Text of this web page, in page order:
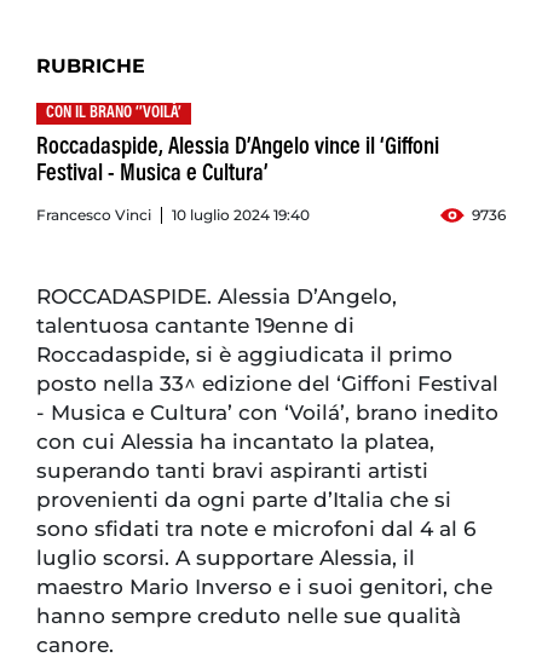
RUBRICHE
CON IL BRANO ‘’VOILÀ’
Roccadaspide, Alessia D’Angelo vince il ‘Giffoni
Festival - Musica e Cultura’
Francesco Vinci 10 luglio 2024 19:40 9736
ROCCADASPIDE. Alessia D’Angelo,
talentuosa cantante 19enne di
Roccadaspide, si è aggiudicata il primo
posto nella 33^ edizione del ‘Giffoni Festival
- Musica e Cultura’ con ‘Voilá’, brano inedito
con cui Alessia ha incantato la platea,
superando tanti bravi aspiranti artisti
provenienti da ogni parte d’Italia che si
sono sfidati tra note e microfoni dal 4 al 6
luglio scorsi. A supportare Alessia, il
maestro Mario Inverso e i suoi genitori, che
hanno sempre creduto nelle sue qualità
canore.